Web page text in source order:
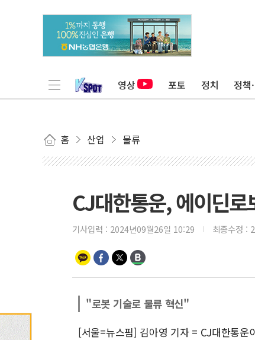
영상 포토 정치 정책
홈 산업 물류
CJ대한통운, 에이딘
기사입력 : 2024년09월26일 10:29 최종수정 :
"로봇 기술로 물류 혁신"
[서울=뉴스핌] 김아영 기자 = CJ대한통운